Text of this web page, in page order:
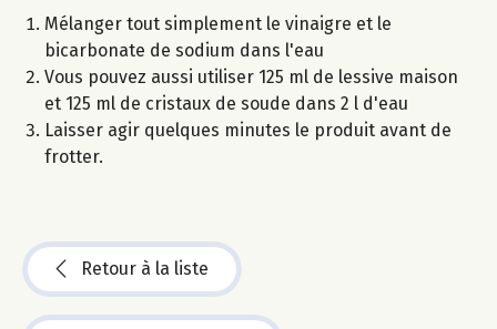
Mélanger tout simplement le vinaigre et le
bicarbonate de sodium dans l'eau
Vous pouvez aussi utiliser 125 ml de lessive maison
et 125 ml de cristaux de soude dans 2 l d'eau
Laisser agir quelques minutes le produit avant de
frotter.
Retour à la liste